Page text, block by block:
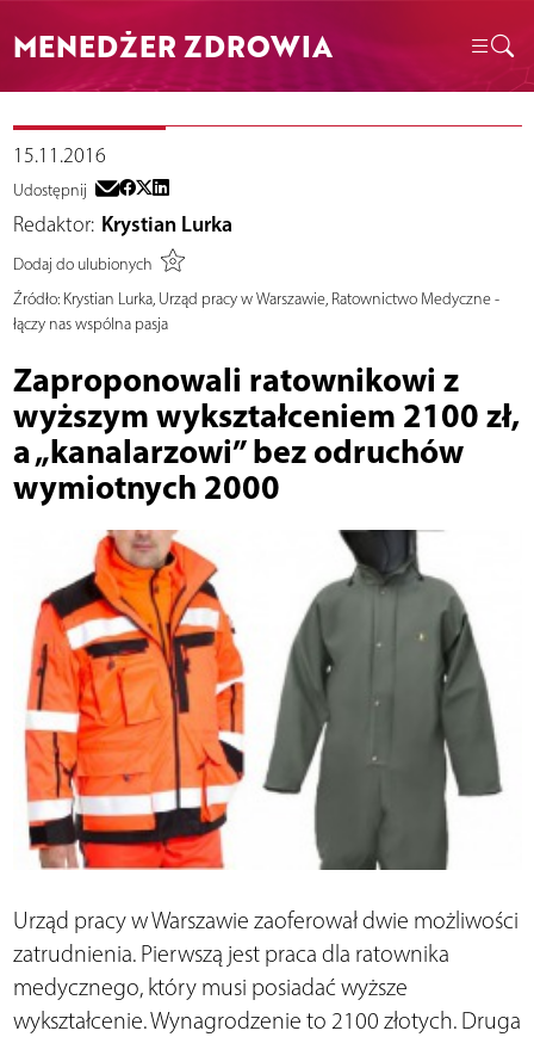
MENEDŻER ZDROWIA
15.11.2016
Udostępnij
Redaktor: Krystian Lurka
Dodaj do ulubionych
Źródło:Krystian Lurka, Urząd pracy w Warszawie, Ratownictwo Medyczne -
łączy nas wspólna pasja
Zaproponowali ratownikowi z
wyższym wykształceniem 2100 zł,
a „kanalarzowi” bez odruchów
wymiotnych 2000
Urząd pracy w Warszawie zaoferował dwie możliwości
zatrudnienia. Pierwszą jest praca dla ratownika
medycznego, który musi posiadać wyższe
wykształcenie. Wynagrodzenie to 2100 złotych. Druga